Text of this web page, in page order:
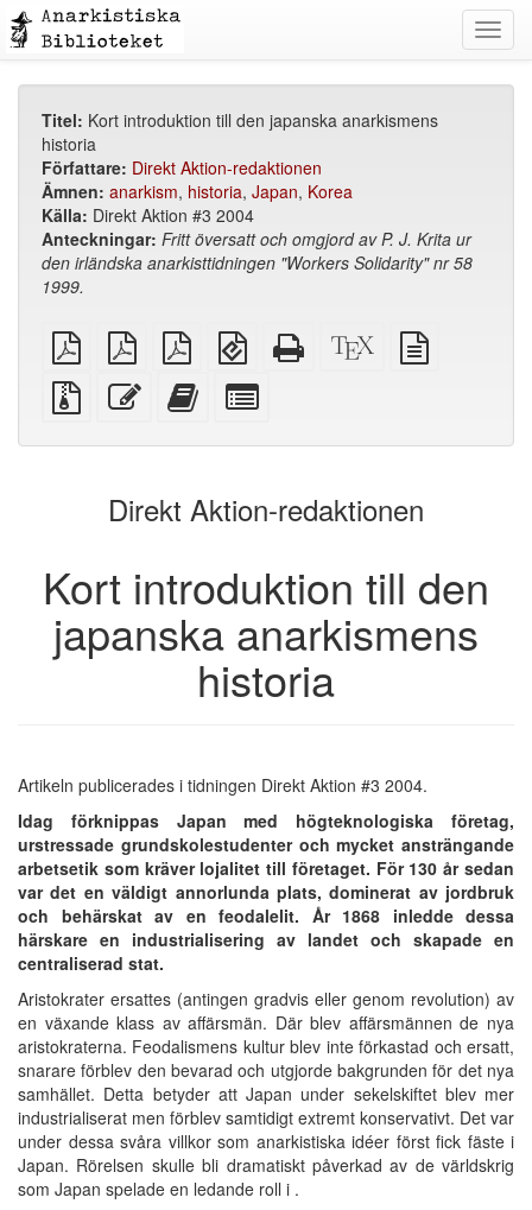
Titel: Kort introduktion till den japanska anarkismens
historia
Författare: Direkt Aktion-redaktionen
Ämnen: anarkism, historia, Japan, Korea
Källa: Direkt Aktion #3 2004
Anteckningar: Fritt översatt och omgjord av P. J. Krita ur
den irländska anarkisttidningen "Workers Solidarity" nr 58
1999.
plain
PDF
A4
imposed
PDF
Letter
imposed
PDF
EPUB
(för
mobila
enheter)
Fristående
HTML
XeLaTeX
källa
Källfiler
med
Redigera
denna
Lägg
text
bokskaparen
for
bookbuilder
Direkt Aktion-redaktionen
Kort introduktion till den
japanska anarkismens
historia
Artikeln publicerades i tidningen Direkt Aktion #3 2004.
Idag förknippas Japan med högteknologiska företag,
urstressade grundskolestudenter och mycket ansträngande
arbetsetik som kräver lojalitet till företaget. För 130 år sedan
var det en väldigt annorlunda plats, dominerat av jordbruk
och behärskat av en feodalelit. År 1868 inledde dessa
härskare en industrialisering av landet och skapade en
centraliserad stat.
Aristokrater ersattes (antingen gradvis eller genom revolution) av
en växande klass av affärsmän. Där blev affärsmännen de nya
aristokraterna. Feodalismens kultur blev inte förkastad och ersatt,
snarare förblev den bevarad och utgjorde bakgrunden för det nya
samhället. Detta betyder att Japan under sekelskiftet blev mer
industrialiserat men förblev samtidigt extremt konservativt. Det var
under dessa svåra villkor som anarkistiska idéer först fick fäste i
Japan. Rörelsen skulle bli dramatiskt påverkad av de världskrig
som Japan spelade en ledande roll i .